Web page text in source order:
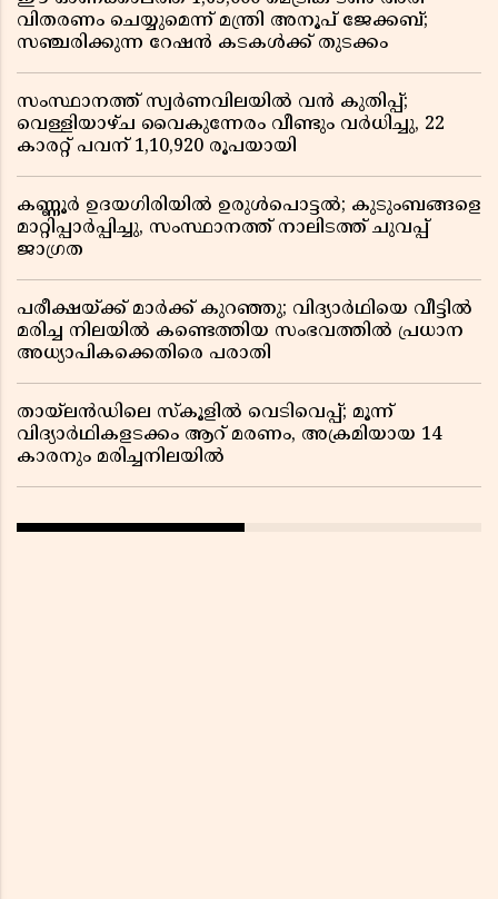
വിതരണം ചെയ്യുമെന്ന് മന്ത്രി അനൂപ് ജേക്കബ്;
സഞ്ചരിക്കുന്ന റേഷൻ കടകൾക്ക് തുടക്കം
സംസ്ഥാനത്ത് സ്വർണവിലയിൽ വൻ കുതിപ്പ്;
വെള്ളിയാഴ്ച വൈകുന്നേരം വീണ്ടും വർധിച്ചു, 22
കാരറ്റ് പവന് 1,10,920 രൂപയായി
കണ്ണൂർ ഉദയഗിരിയിൽ ഉരുൾപൊട്ടൽ; കുടുംബങ്ങളെ
മാറ്റിപ്പാർപ്പിച്ചു, സംസ്ഥാനത്ത് നാലിടത്ത് ചുവപ്പ്
ജാഗ്രത
പരീക്ഷയ്ക്ക് മാർക്ക് കുറഞ്ഞു; വിദ്യാർഥിയെ വീട്ടിൽ
മരിച്ച നിലയിൽ കണ്ടെത്തിയ സംഭവത്തിൽ പ്രധാന
അധ്യാപികക്കെതിരെ പരാതി
തായ്‌ലൻഡിലെ സ്‌കൂളിൽ വെടിവെപ്പ്; മൂന്ന്
വിദ്യാർഥികളടക്കം ആറ് മരണം, അക്രമിയായ 14
കാരനും മരിച്ചനിലയിൽ